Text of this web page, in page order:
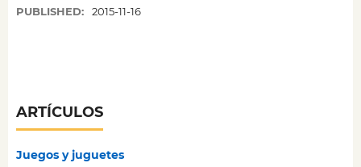
PUBLISHED: 2015-11-16
ARTÍCULOS
Juegos y juguetes